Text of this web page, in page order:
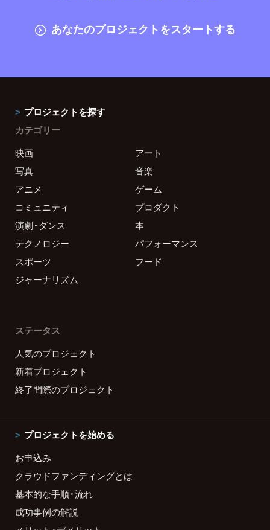
あなたのプロジェクトをスタートする
プロジェクトを探す
カテゴリー
映画
アート
写真
音楽
アニメ
ゲーム
コミュニティ
プロダクト
演劇・ダンス
本
テクノロジー
パフォーマンス
スポーツ
フード
ジャーナリズム
ステータス
人気のプロジェクト
新着プロジェクト
終了間際のプロジェクト
プロジェクトを始める
お申込み
クラウドファンディングとは
基本的な手順・流れ
成功事例の解説